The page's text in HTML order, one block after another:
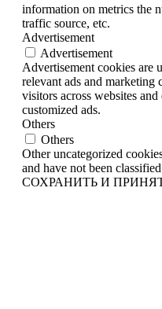
information on metrics the
traffic source, etc.
Advertisement
Advertisement
Advertisement cookies are
relevant ads and marketing
visitors across websites
customized ads.
Others
Others
Other uncategorized
and have not been
СОХРАНИТЬ И